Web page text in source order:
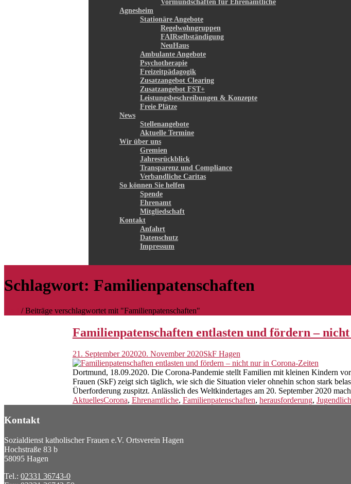
Vormundschaften für Ehrenamtliche
Agnesheim
Stationäre Angebote
Regelwohngruppen
FAIRselbständigung
NeuHaus
Ambulante Angebote
Psychotherapie
Freizeitpädagogik
Zusatzangebot Clearing
Zusatzangebot FST+
Leistungsbeschreibungen & Konzepte
Freie Plätze
News
Stellenangebote
Aktuelle Termine
Wir über uns
Gremien
Jahresrückblick
Transparenz und Compliance
Verbandliche Caritas
So können Sie helfen
Spende
Ehrenamt
Mitgliedschaft
Kontakt
Anfahrt
Datenschutz
Impressum
Schlagwort: Familienpatenschaften
/Beiträge verschlagwortet mit "Familienpatenschaften"
Familienpatenschaften entlasten und fördern –
21. September 202020. November 2020SkF Hagen
Dortmund, 18.09.2020. Die Corona-Pandemie stellt Familien mit kleinen Kindern
Frauen (SkF) zeigt sich täglich, wie sich die Situation vieler ohnehin schon stark
Überforderung zuspitzt. Anlässlich des Weltkindertages am 20. September 2020
AktuellesCorona, Ehrenamtliche, Familienpatenschaften, herausforderung,
Kontakt
Sozialdienst katholischer Frauen e.V. Ortsverein Hagen
Hochstraße 83 b
58095 Hagen
Tel.: 02331 36743-0